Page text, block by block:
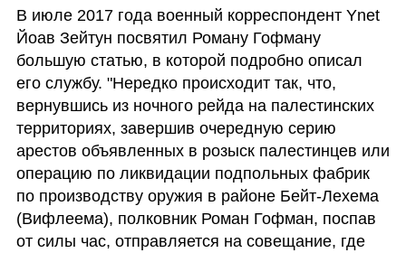
В июле 2017 года военный корреспондент Ynet
Йоав Зейтун посвятил Роману Гофману
большую статью, в которой подробно описал
его службу. "Нередко происходит так, что,
вернувшись из ночного рейда на палестинских
территориях, завершив очередную серию
арестов объявленных в розыск палестинцев или
операцию по ликвидации подпольных фабрик
по производству оружия в районе Бейт-Лехема
(Вифлеема), полковник Роман Гофман, поспав
от силы час, отправляется на совещание, где